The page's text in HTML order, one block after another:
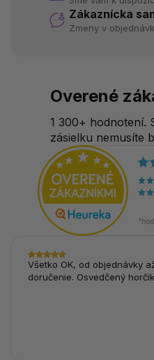
Zákaznícka
Zmeny v
Overené
1 300+ hodnotení.
zásielku nemusíte
Všetko OK, od objednávky
doručenie. Osvedčený